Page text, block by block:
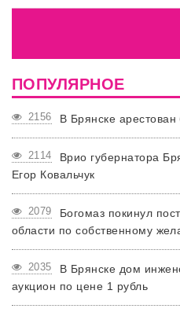
ПОПУЛЯРНОЕ
2156 В Брянске
2114
Врио губернатора
Егор Ковальчук
2079
Богомаз покинул
области по собственному
2035
В Брянске дом
аукцион по цене 1 рубль